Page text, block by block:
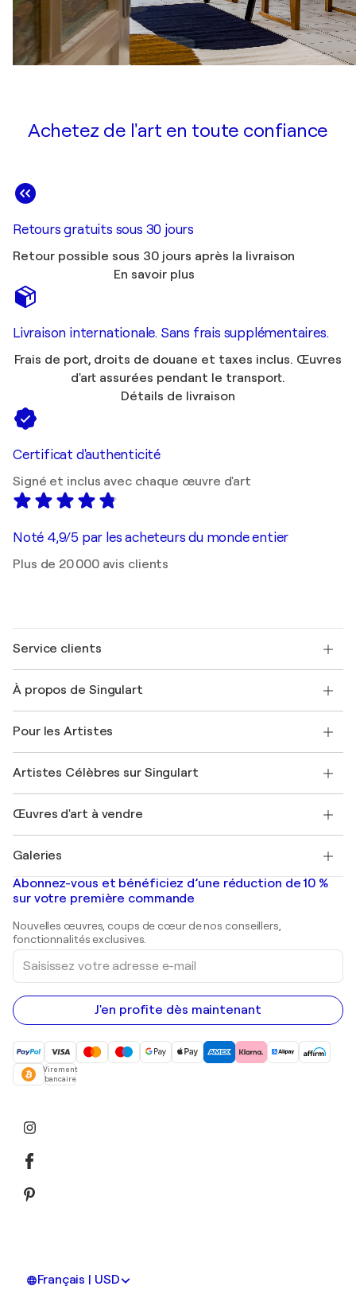
Achetez de l'art en toute confiance
Retours gratuits sous 30 jours
Retour possible sous 30 jours après la livraison
En savoir plus
Livraison internationale. Sans frais supplémentaires.
Frais de port, droits de douane et taxes inclus. Œuvres
d'art assurées pendant le transport.
Détails de livraison
Certificat d'authenticité
Signé et inclus avec chaque œuvre d'art
Noté 4,9/5 par les acheteurs du monde entier
Plus de 20 000 avis clients
Service clients
Expédition
Offrir une carte cadeau
Rejoignez notre programme commercial
Mon compte
+33 1 76 44 06 42
À propos de Singulart
FAQ
Magazine Singulart
Emplois
Découvrez une sélection d'art original
Pour les Artistes
Se connecter en tant qu'Artiste
Artistes Célèbres sur Singulart
Marc Chagall
Banksy
Mr. Brainwash
Shepard Fairey
Œuvres d'art à vendre
Tableaux abstraits à vendre
Peintures de paysage
Estampes
Peintures acryliques
Galeries
Galeries d'art en France
Galeries d'art en Belgique
Abonnez-vous et bénéficiez d’une réduction de 10 %
sur votre première commande
Nouvelles œuvres, coups de cœur de nos conseillers,
fonctionnalités exclusives.
Saisissez
votre
adresse
e-
mail
J'en profite dès maintenant
Virement
bancaire
Français | USD